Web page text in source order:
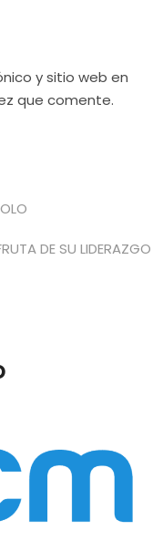
y sitio web en
que comente.
DE SU LIDERAZGO